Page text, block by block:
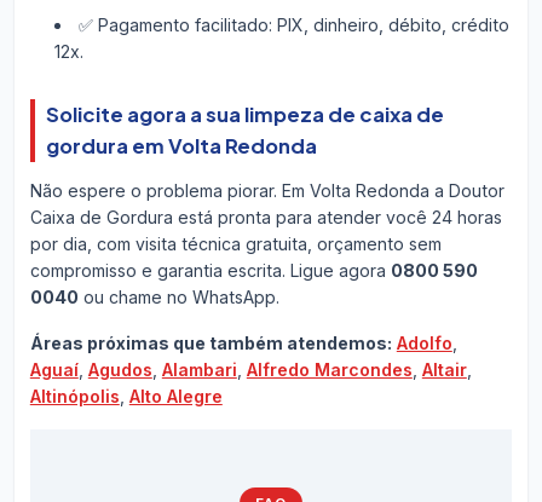
✅ Pagamento facilitado: PIX, dinheiro, débito, crédito
12x.
Solicite agora a sua limpeza de caixa de
gordura em Volta Redonda
Não espere o problema piorar. Em Volta Redonda a Doutor
Caixa de Gordura está pronta para atender você 24 horas
por dia, com visita técnica gratuita, orçamento sem
compromisso e garantia escrita. Ligue agora 0800 590
0040 ou chame no WhatsApp.
Áreas próximas que também atendemos: Adolfo
Aguaí, Agudos Alambari Alfredo Marcondes Altair,
Altinópolis Alto Alegre